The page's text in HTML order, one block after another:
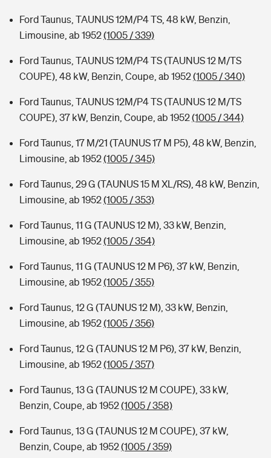
Ford Taunus, TAUNUS 12M/P4 TS, 48 kW, Benzin,
Limousine, ab 1952(1005 / 339)
Ford Taunus, TAUNUS 12M/P4 TS (TAUNUS 12 M/TS
COUPE), 48 kW, Benzin, Coupe, ab 1952(1005 / 340)
Ford Taunus, TAUNUS 12M/P4 TS (TAUNUS 12 M/TS
COUPE), 37 kW, Benzin, Coupe, ab 1952(1005 / 344)
Ford Taunus, 17 M/21 (TAUNUS 17 M P5), 48 kW, Benzin,
Limousine, ab 1952(1005 / 345)
Ford Taunus, 29 G (TAUNUS 15 M XL/RS), 48 kW, Benzin,
Limousine, ab 1952(1005 / 353)
Ford Taunus, 11 G (TAUNUS 12 M), 33 kW, Benzin,
Limousine, ab 1952(1005 / 354)
Ford Taunus, 11 G (TAUNUS 12 M P6), 37 kW, Benzin,
Limousine, ab 1952(1005 / 355)
Ford Taunus, 12 G (TAUNUS 12 M), 33 kW, Benzin,
Limousine, ab 1952(1005 / 356)
Ford Taunus, 12 G (TAUNUS 12 M P6), 37 kW, Benzin,
Limousine, ab 1952(1005 / 357)
Ford Taunus, 13 G (TAUNUS 12 M COUPE), 33 kW,
Benzin, Coupe, ab 1952(1005 / 358)
Ford Taunus, 13 G (TAUNUS 12 M COUPE), 37 kW,
Benzin, Coupe, ab 1952(1005 / 359)